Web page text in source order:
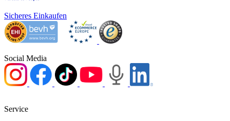
Sicheres Einkaufen
Social Media
Service